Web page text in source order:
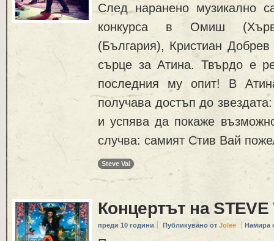
След наранено музикално
конкурса в Омиш
(България), Кристиан
сърце за Атина. Твърдо е
последния му опит! В
получава достъп до
и успява да покаже
случва: самият Стив Вай
Steve Vai
Концертът на
преди 10 години Публикувано от Jolee Намира